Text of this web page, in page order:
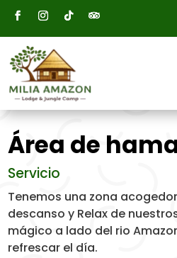
Área de
Servicio
Tenemos una zona
descanso y Relax de
mágico a lado del rio
refrescar el día.